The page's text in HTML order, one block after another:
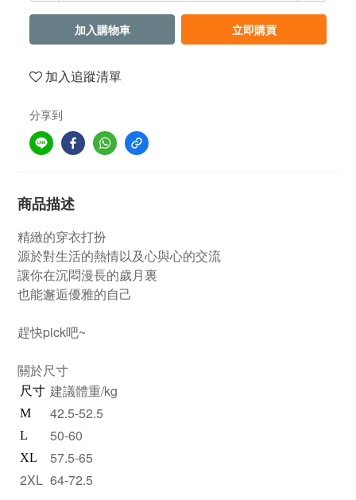
加入購物車 立即購買
加入追蹤清單
分享到
商品描述
精緻的穿衣打扮
源於對生活的熱情以及心與心的交流
讓你在沉悶漫長的歲月裏
也能邂逅優雅的自己
趕快pick吧~
關於尺寸
尺寸 建議體重/kg
M 42.5-52.5
L 50-60
XL
57.5-65
2XL 64-72.5